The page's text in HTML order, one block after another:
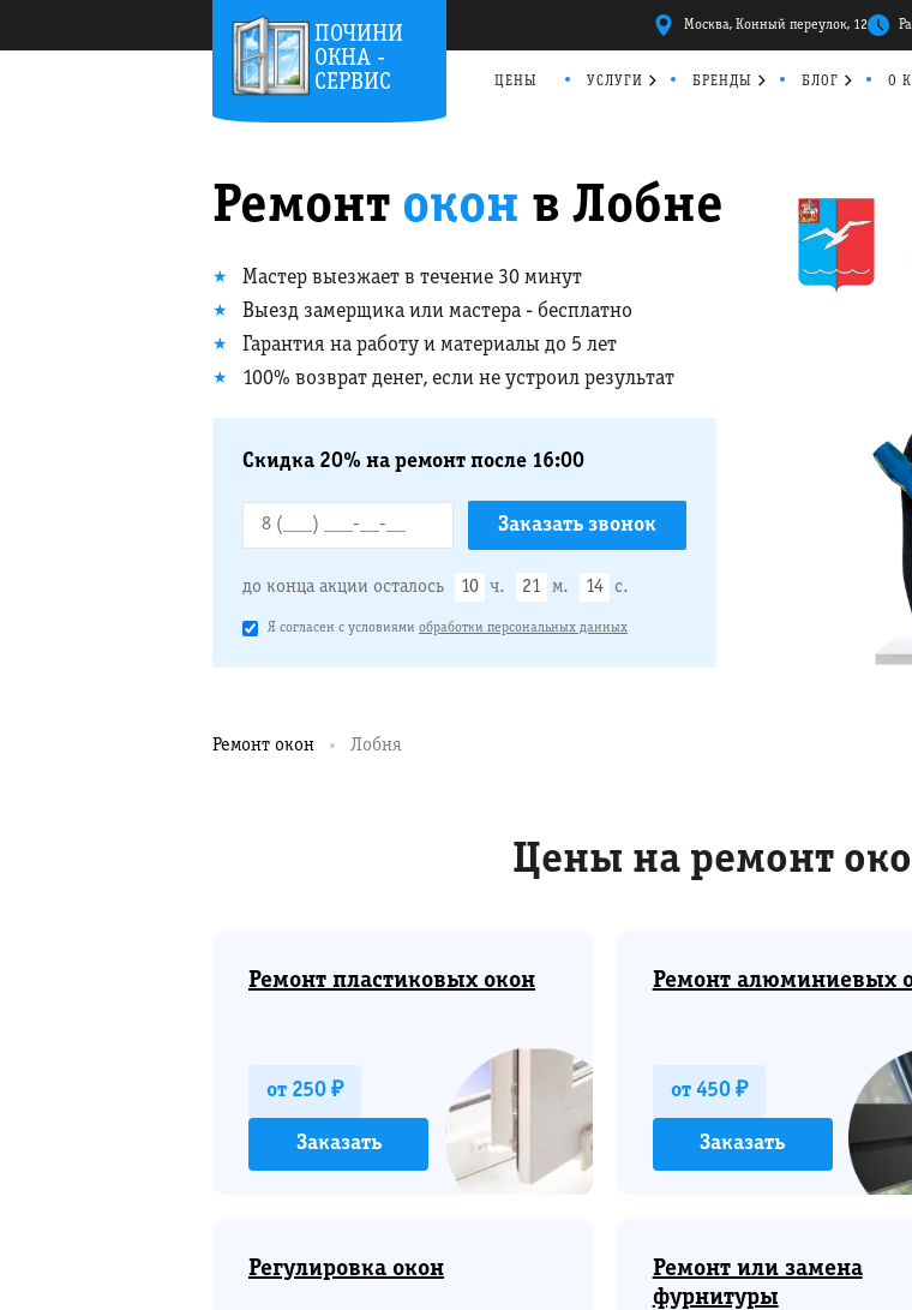
ПОЧИНИ
ОКНА -
СЕРВИС
Москва, Конный переулок, 12
ЦЕНЫ УСЛУГИ БРЕНДЫ БЛОГ О
Ремонт окон в Лобне
Мастер выезжает в течение 30 минут
Выезд замерщика или мастера - бесплатно
Гарантия на работу и материалы до 5 лет
100% возврат денег, если не устроил результат
Скидка 20% на ремонт после 16:00
до конца акции осталось 10 ч. 21 м. 13 с.
Я согласен с условиями обработки персональных данных
Ремонт окон Лобня
Цены на ремонт
Ремонт пластиковых окон
от 250 ₽
Заказать
Ремонт алюминиевых
от 450 ₽
Заказать
Регулировка окон
Ремонт или замена
фурнитуры